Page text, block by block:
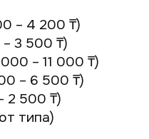
– 4 200 ₸)
3 500 ₸)
– 11 000 ₸)
– 6 500 ₸)
2 500 ₸)
типа)